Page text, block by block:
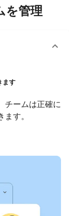
を管理
ます
チームは正確に
す。